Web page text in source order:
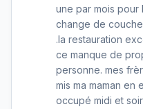
une par mois pour
change de
.la restauration
ce manque de
personne. mes
mis ma maman
occupé midi et